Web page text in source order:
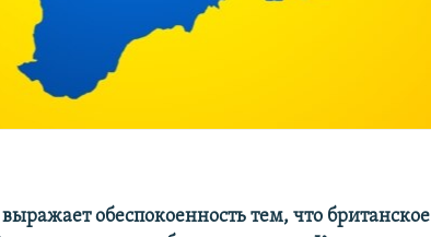
обеспокоенность тем, что британское